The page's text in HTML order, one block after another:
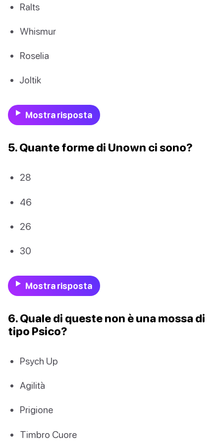
Ralts
Whismur
Roselia
Joltik
Mostra risposta
5. Quante forme di Unown ci sono?
28
46
26
30
Mostra risposta
6. Quale di queste non è una mossa di
tipo Psico?
Psych Up
Agilità
Prigione
Timbro Cuore